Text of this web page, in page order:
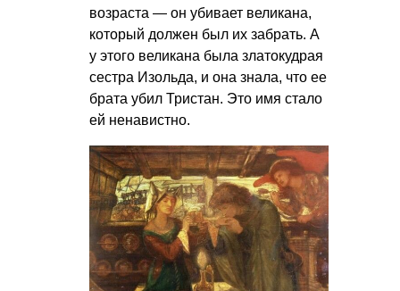
возраста — он убивает великана,
который должен был их забрать. А
у этого великана была златокудрая
сестра Изольда, и она знала, что ее
брата убил Тристан. Это имя стало
ей ненавистно.